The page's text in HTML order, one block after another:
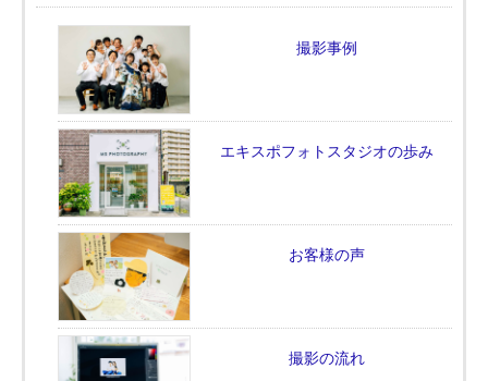
撮影事例
エキスポフォトスタジオの歩み
お客様の声
撮影の流れ